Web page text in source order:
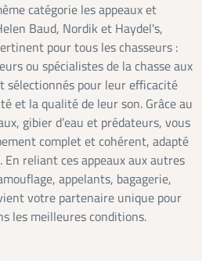
catégorie les appeaux et
Baud, Nordik et Haydel's,
pour tous les chasseurs :
ou spécialistes de la chasse aux
sélectionnés pour leur efficacité
et la qualité de leur son. Grâce au
gibier d’eau et prédateurs, vous
complet et cohérent, adapté
reliant ces appeaux aux autres
appelants, bagagerie,
votre partenaire unique pour
les meilleures conditions.